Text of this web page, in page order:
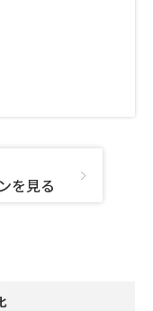
を見る